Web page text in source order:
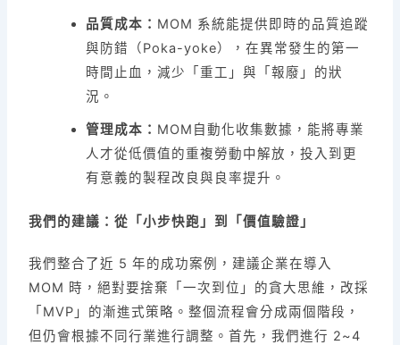
品質成本： MOM 系統能提供即時的品質追蹤
與防錯（Poka-yoke），在異常發生的第一
時間止血，減少「重工」與「報廢」的狀
況。
管理成本： MOM自動化收集數據，能將專業
人才從低價值的重複勞動中解放，投入到更
有意義的製程改良與良率提升。
我們的建議：從「小步快跑」到「價值驗證」
我們整合了近 5 年的成功案例，建議企業在導入
MOM 時，絕對要捨棄「一次到位」的貪大思維，改採
「MVP」的漸進式策略。整個流程會分成兩個階段，
但仍會根據不同行業進行調整。首先，我們進行 2~4